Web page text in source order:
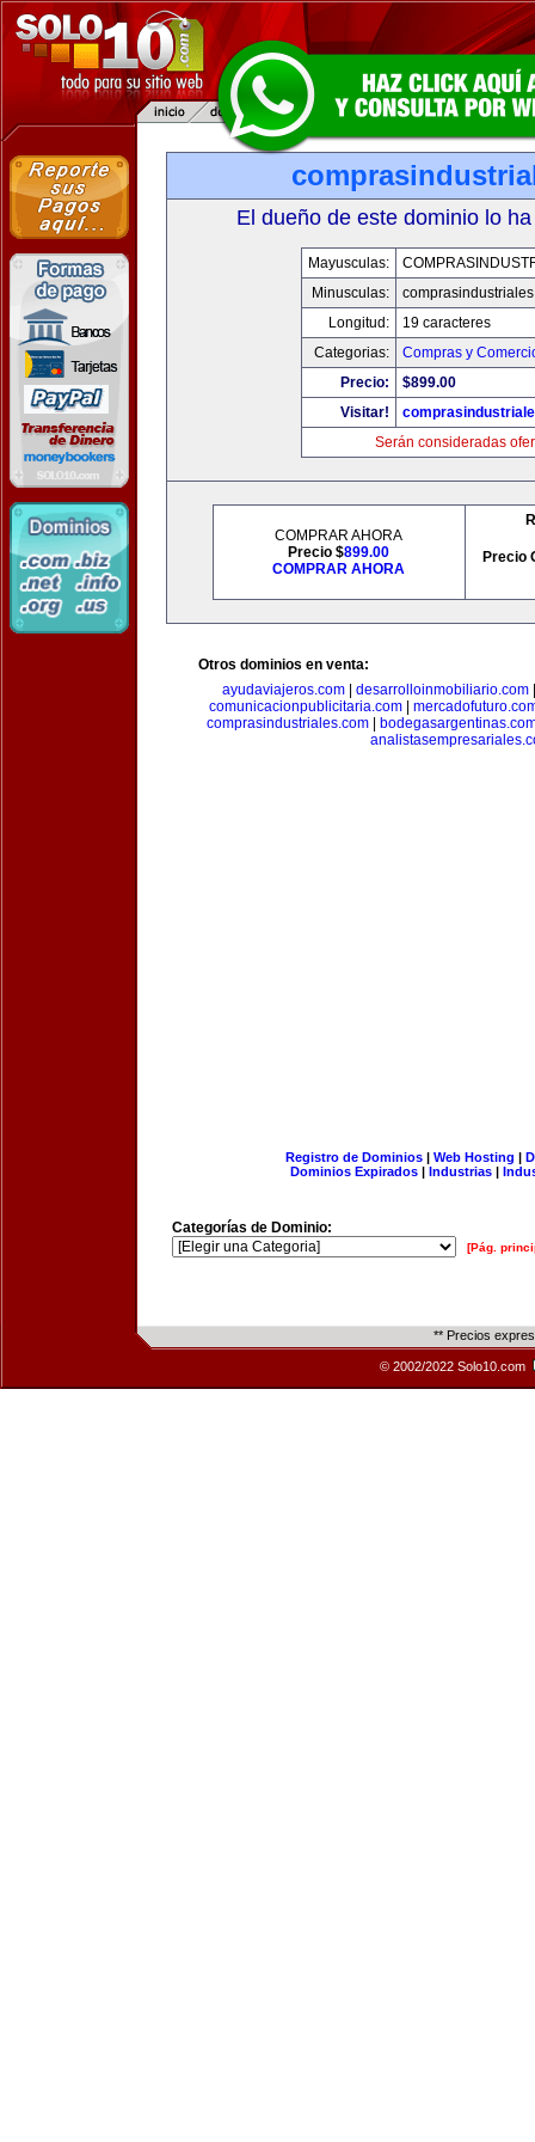
El dueño de este dominio lo
Mayusculas:
Minusculas:
Longitud:
19 caracteres
Categorias:
Compras y
Precio:
$899.00
Visitar!
Serán consideradas
COMPRAR AHORA
Precio $899.00
COMPRAR AHORA
Precio
Otros dominios en venta:
ayudaviajeros.com
desarrolloinmobiliario.com
comunicacionpublicitaria.com|
comprasindustriales.com
Registro de Dominios| Web Hosting |
Dominios Expirados | Industrias |
Categorías de Dominio:
[Pág.
** Precios
© 2002/2022 Solo10.com